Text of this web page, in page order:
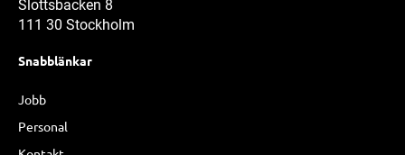
Slottsbacken 8
111 30 Stockholm
Snabblänkar
Jobb
Personal